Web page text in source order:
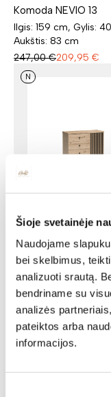
Šioje svetainėje
Naudojame
bei skelbimus,
analizuoti srautą.
bendriname su
analizės
pateiktos arba
informacijos.
Komoda NEVIO 13
Ilgis: 159 cm, Gylis:
Aukštis: 83 cm
247,00 €209,95 €
N
Ilgis: 102 cm, Gylis: 41
Aukštis: 85 cm
257,00 €241,58 €